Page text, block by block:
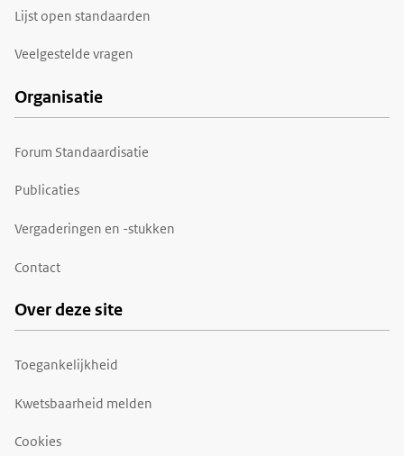
Lijst open standaarden
Veelgestelde vragen
Organisatie
Forum Standaardisatie
Publicaties
Vergaderingen en -stukken
Contact
Over deze site
Toegankelijkheid
Kwetsbaarheid melden
Cookies